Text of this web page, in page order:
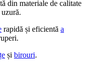
din materiale de calitate
rapidă și eficientă a
și birouri.